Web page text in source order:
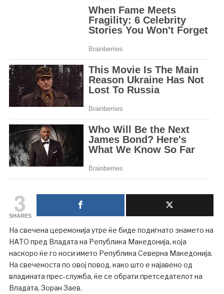
3
SHARES
На свечена церемонија утре ќе биде подигнато знамето на
НАТО пред Владата на Република Македонија, која
наскоро ќе го носи името Република Северна Македонија.
На свеченоста по овој повод, како што е најавено од
владината прес-служба, ќе се обрати претседателот на
Владата, Зоран Заев.